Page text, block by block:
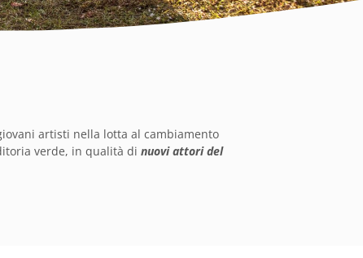
artisti nella lotta al cambiamento
verde, in qualità di nuovi attori del